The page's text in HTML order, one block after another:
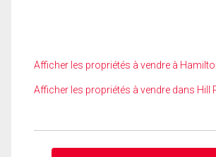
Afficher les propriétés à vendre à
Afficher les propriétés à vendre dans Hill